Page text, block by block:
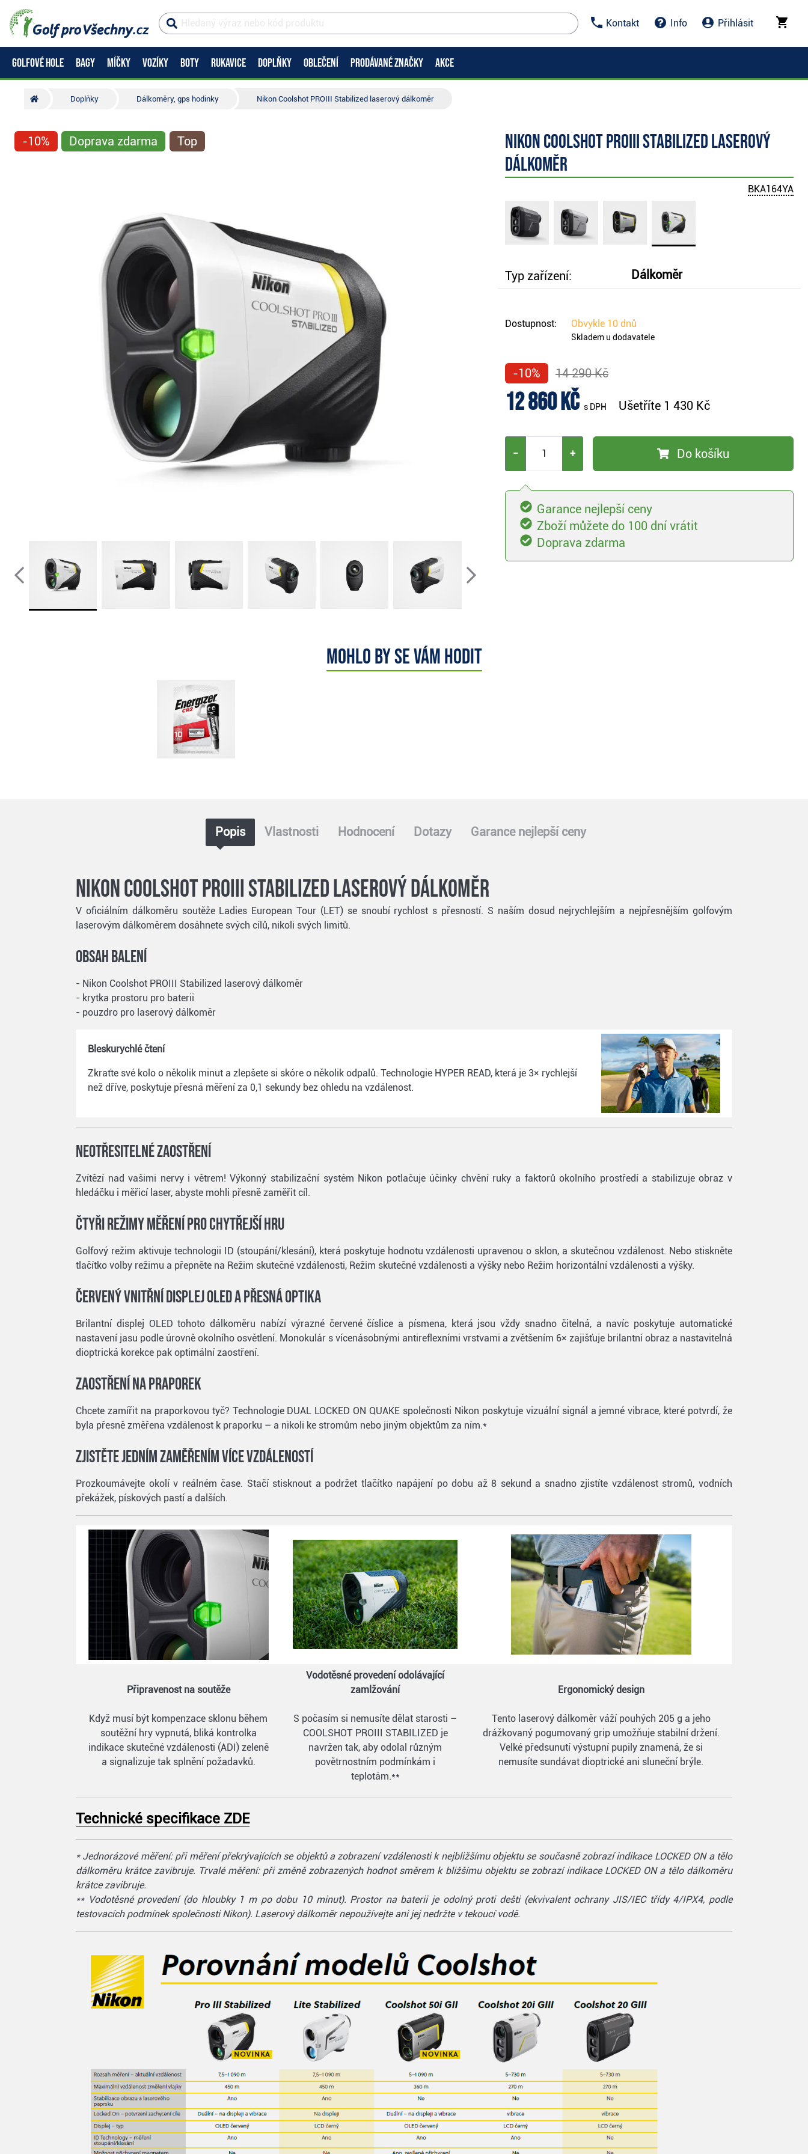
Kontakt Info Přihlásit
GOLFOVÉ HOLE BAGY MÍČKY VOZÍKY BOTY RUKAVICE DOPLŇKY OBLEČENÍ PRODÁVANÉ ZNAČKY AKCE
Doplňky Dálkoměry, gps hodinky Nikon Coolshot PROIII Stabilized laserový dálkoměr
-10% Doprava zdarma Top
Nikon Coolshot PROIII Stabilized laserový
dálkoměr
BKA164YA
Typ zařízení: Dálkoměr
Dostupnost: Obvykle 10 dnů
Skladem u dodavatele
-10% 14 290 Kč
12 860 Kč s DPH Ušetříte 1 430 Kč
− + Do košíku
Garance nejlepší ceny
Zboží můžete do 100 dní vrátit
Doprava zdarma
Mohlo by se vám hodit
Popis Vlastnosti Hodnocení Dotazy Garance nejlepší ceny
Nikon Coolshot PROIII Stabilized laserový dálkoměr
V oficiálním dálkoměru soutěže Ladies European Tour (LET) se snoubí rychlost s přesností. S naším dosud nejrychlejším a nejpřesnějším golfovým
laserovým dálkoměrem dosáhnete svých cílů, nikoli svých limitů.
Obsah balení
- Nikon Coolshot PROIII Stabilized laserový dálkoměr
- krytka prostoru pro baterii
- pouzdro pro laserový dálkoměr
Bleskurychlé čtení
Zkraťte své kolo o několik minut a zlepšete si skóre o několik odpalů. Technologie HYPER READ, která je 3× rychlejší
než dříve, poskytuje přesná měření za 0,1 sekundy bez ohledu na vzdálenost.
Neotřesitelné zaostření
Zvítězí nad vašimi nervy i větrem! Výkonný stabilizační systém Nikon potlačuje účinky chvění ruky a faktorů okolního prostředí a stabilizuje obraz v
hledáčku i měřicí laser, abyste mohli přesně zaměřit cíl.
Čtyři režimy měření pro chytřejší hru
Golfový režim aktivuje technologii ID (stoupání/klesání), která poskytuje hodnotu vzdálenosti upravenou o sklon, a skutečnou vzdálenost. Nebo stiskněte
tlačítko volby režimu a přepněte na Režim skutečné vzdálenosti, Režim skutečné vzdálenosti a výšky nebo Režim horizontální vzdálenosti a výšky.
Červený vnitřní displej OLED a přesná optika
Brilantní displej OLED tohoto dálkoměru nabízí výrazné červené číslice a písmena, která jsou vždy snadno čitelná, a navíc poskytuje automatické
nastavení jasu podle úrovně okolního osvětlení. Monokulár s vícenásobnými antireflexními vrstvami a zvětšením 6× zajišťuje brilantní obraz a nastavitelná
dioptrická korekce pak optimální zaostření.
Zaostření na praporek
Chcete zamířit na praporkovou tyč? Technologie DUAL LOCKED ON QUAKE společnosti Nikon poskytuje vizuální signál a jemné vibrace, které potvrdí, že
byla přesně změřena vzdálenost k praporku – a nikoli ke stromům nebo jiným objektům za ním.*
Zjistěte jedním zaměřením více vzdáleností
Prozkoumávejte okolí v reálném čase. Stačí stisknout a podržet tlačítko napájení po dobu až 8 sekund a snadno zjistíte vzdálenost stromů, vodních
překážek, pískových pastí a dalších.
Připravenost na soutěže
Když musí být kompenzace sklonu během
soutěžní hry vypnutá, bliká kontrolka
indikace skutečné vzdálenosti (ADI) zeleně
a signalizuje tak splnění požadavků.
Vodotěsné provedení odolávající
zamlžování
S počasím si nemusíte dělat starosti –
COOLSHOT PROIII STABILIZED je
navržen tak, aby odolal různým
povětrnostním podmínkám i
teplotám.**
Ergonomický design
Tento laserový dálkoměr váží pouhých 205 g a jeho
drážkovaný pogumovaný grip umožňuje stabilní držení.
Velké předsunutí výstupní pupily znamená, že si
nemusíte sundávat dioptrické ani sluneční brýle.
Technické specifikace ZDE
* Jednorázové měření: při měření překrývajících se objektů a zobrazení vzdálenosti k nejbližšímu objektu se současně zobrazí indikace LOCKED ON a tělo
dálkoměru krátce zavibruje. Trvalé měření: při změně zobrazených hodnot směrem k bližšímu objektu se zobrazí indikace LOCKED ON a tělo dálkoměru
krátce zavibruje.
** Vodotěsné provedení (do hloubky 1 m po dobu 10 minut). Prostor na baterii je odolný proti dešti (ekvivalent ochrany JIS/IEC třídy 4/IPX4, podle
testovacích podmínek společnosti Nikon). Laserový dálkoměr nepoužívejte ani jej nedržte v tekoucí vodě.